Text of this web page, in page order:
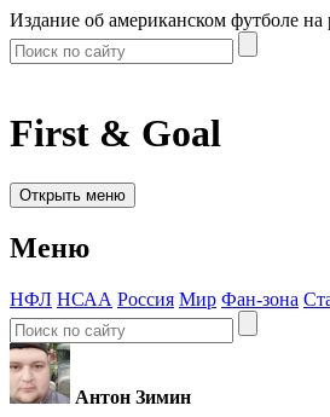
Издание об американском футболе на
First & Goal
Открыть меню
Меню
НФЛ НСАА Россия Мир Фан-зона
Антон Зимин